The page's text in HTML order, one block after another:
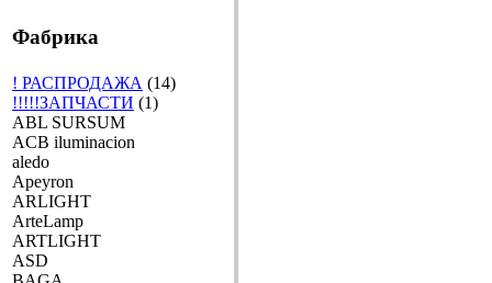
Фабрика
! РАСПРОДАЖА (14)
!!!!!ЗАПЧАСТИ (1)
ABL SURSUM
ACB iluminacion
aledo
Apeyron
ARLIGHT
ArteLamp
ARTLIGHT
ASD